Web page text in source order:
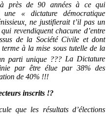
près de 90 années à ce qui
« dictature démocratique
ne justifierait t’il pas un
revendiquent chacune d’entre
de la Société Civile et dont
à la mise sous tutelle de la
parti unique ??? La Dictature
par être élue par 38% des
de 40% !!!
inscrits !?
que les résultats d’élections